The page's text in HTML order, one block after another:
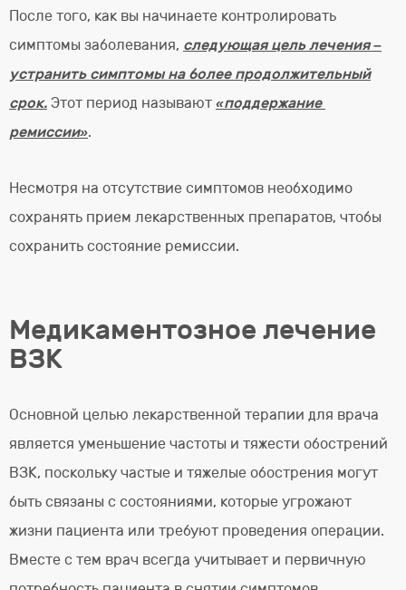
После того, как вы начинаете контролировать
симптомы заболевания, следующая цель лечения –
устранить симптомы на более продолжительный
срок. Этот период называют «поддержание
ремиссии».
Несмотря на отсутствие симптомов необходимо
сохранять прием лекарственных препаратов, чтобы
сохранить состояние ремиссии.
Медикаментозное лечение
ВЗК
Основной целью лекарственной терапии для врача
является уменьшение частоты и тяжести обострений
ВЗК, поскольку частые и тяжелые обострения могут
быть связаны с состояниями, которые угрожают
жизни пациента или требуют проведения операции.
Вместе с тем врач всегда учитывает и первичную